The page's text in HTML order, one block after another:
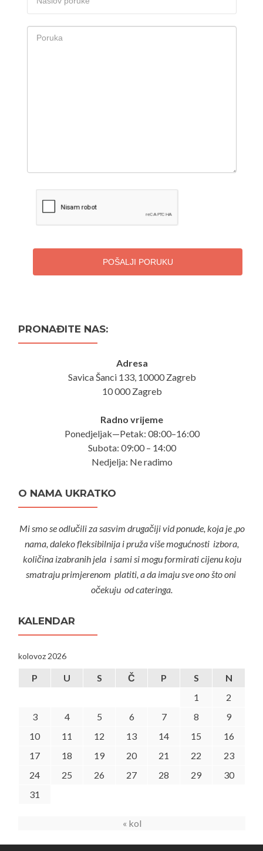
POŠALJI PORUKU
PRONAĐITE NAS:
Adresa
Savica Šanci 133, 10000 Zagreb
10 000 Zagreb
Radno vrijeme
Ponedjeljak—Petak: 08:00–16:00
Subota: 09:00 – 14:00
Nedjelja: Ne radimo
O NAMA UKRATKO
Mi smo se odlučili za sasvim drugačiji vid ponude, koja je ,po
nama, daleko fleksibilnija i pruža više mogućnosti izbora,
količina izabranih jela i sami si mogu formirati cijenu koju
smatraju primjerenom platiti, a da imaju sve ono što oni
očekuju od cateringa.
KALENDAR
kolovoz 2026
P U S Č P S
N
1
2
3
4 5 6 7 8
9
10
11 12 13 14 15
16
17
18 19 20 21 22
23
24
25 26 27 28 29
30
31
« kol